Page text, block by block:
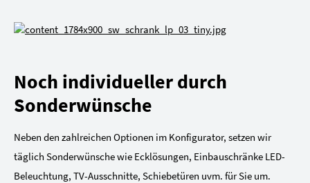
Noch individueller durch
Sonderwünsche
Neben den zahlreichen Optionen im Konfigurator, setzen wir
täglich Sonderwünsche wie Ecklösungen, Einbauschränke LED-
Beleuchtung, TV-Ausschnitte, Schiebetüren uvm. für Sie um.